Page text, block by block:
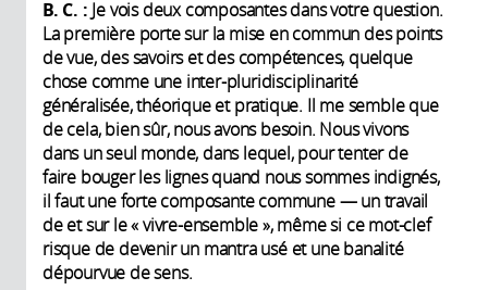
B. C. : Je vois deux composantes dans votre question.
La première porte sur la mise en commun des points
de vue, des savoirs et des compétences, quelque
chose comme une inter-pluridisciplinarité
généralisée, théorique et pratique. Il me semble que
de cela, bien sûr, nous avons besoin. Nous vivons
dans un seul monde, dans lequel, pour tenter de
faire bouger les lignes quand nous sommes indignés,
il faut une forte composante commune — un travail
de et sur le « vivre-ensemble », même si ce mot-clef
risque de devenir un mantra usé et une banalité
dépourvue de sens.